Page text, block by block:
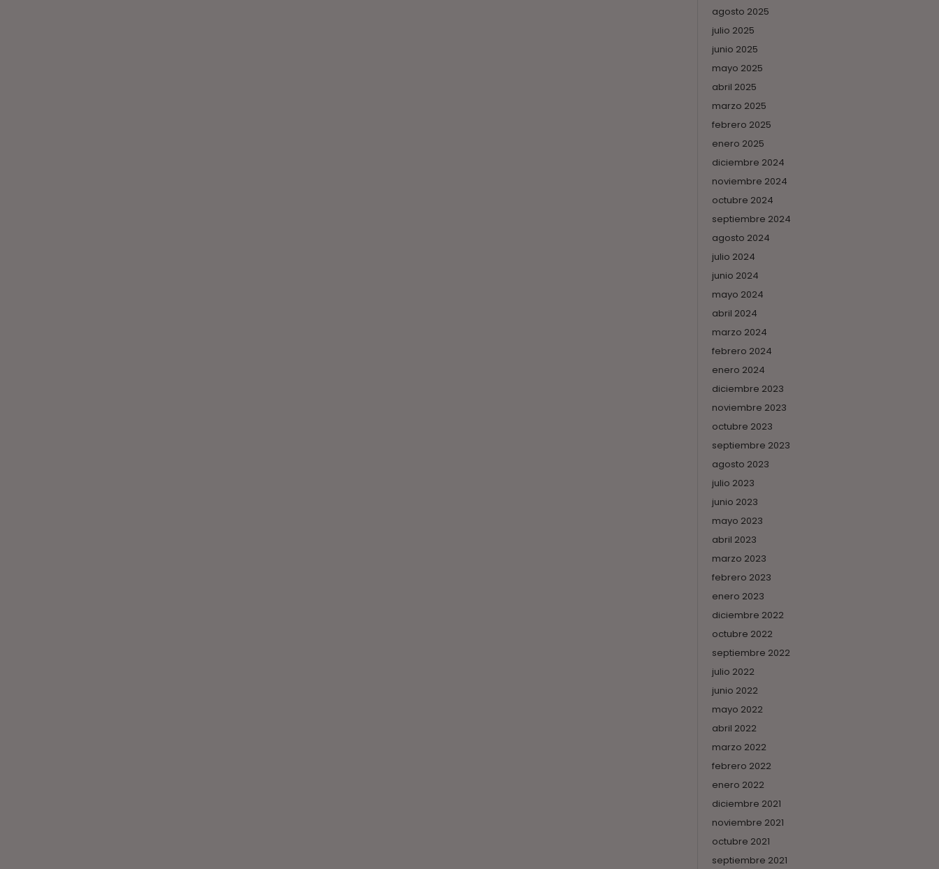
agosto 2025
julio 2025
junio 2025
mayo 2025
abril 2025
marzo 2025
febrero 2025
enero 2025
diciembre 2024
noviembre 2024
octubre 2024
septiembre 2024
agosto 2024
julio 2024
junio 2024
mayo 2024
abril 2024
marzo 2024
febrero 2024
enero 2024
diciembre 2023
noviembre 2023
octubre 2023
septiembre 2023
agosto 2023
julio 2023
junio 2023
mayo 2023
abril 2023
marzo 2023
febrero 2023
enero 2023
diciembre 2022
octubre 2022
septiembre 2022
julio 2022
junio 2022
mayo 2022
abril 2022
marzo 2022
febrero 2022
enero 2022
diciembre 2021
noviembre 2021
octubre 2021
septiembre 2021